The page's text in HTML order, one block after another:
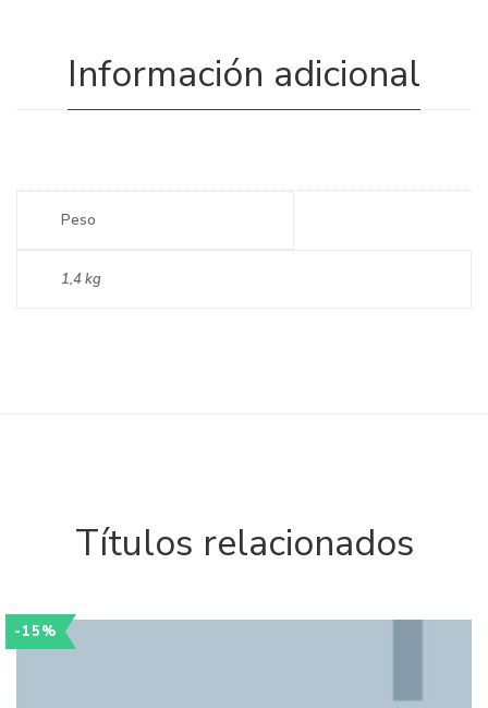
Información adicional
Peso
1,4 kg
Títulos relacionados
-15%